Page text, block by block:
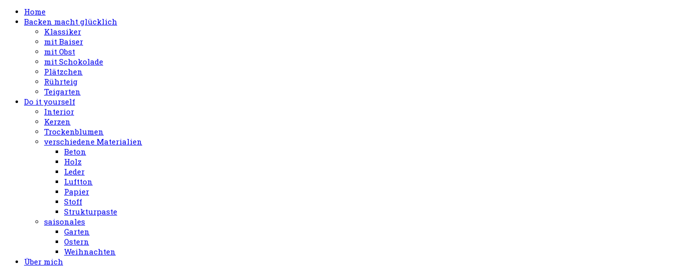
Home
Backen macht glücklich
Klassiker
mit Baiser
mit Obst
mit Schokolade
Plätzchen
Rührteig
Teigarten
Do it yourself
Interior
Kerzen
Trockenblumen
verschiedene Materialien
Beton
Holz
Leder
Luftton
Papier
Stoff
Strukturpaste
saisonales
Garten
Ostern
Weihnachten
Über mich